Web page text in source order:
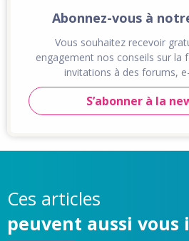
Abonnez-vous à
Vous souhaitez recevoir
engagement nos conseils sur la
invitations à des forums,
S’abonner à la
Ces articles
peuvent aussi vous